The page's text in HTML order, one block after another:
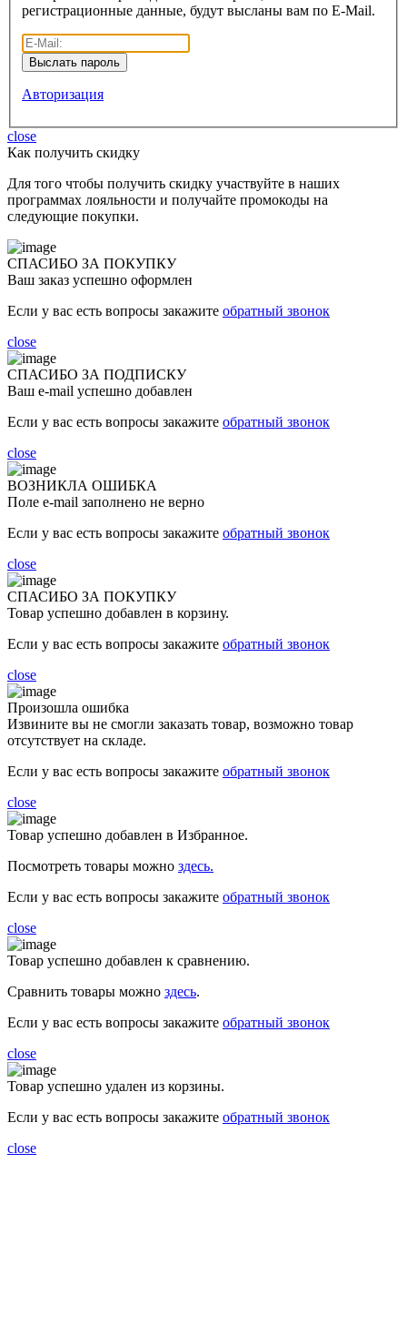
регистрационные данные, будут высланы вам по E-Mail.
Авторизация
close
Как получить скидку
Для того чтобы получить скидку участвуйте в наших
программах лояльности и получайте промокоды на
следующие покупки.
СПАСИБО ЗА ПОКУПКУ
Ваш заказ успешно оформлен
Если у вас есть вопросы закажите обратный звонок
close
СПАСИБО ЗА ПОДПИСКУ
Ваш e-mail успешно добавлен
Если у вас есть вопросы закажите обратный звонок
close
ВОЗНИКЛА ОШИБКА
Поле e-mail заполнено не верно
Если у вас есть вопросы закажите обратный звонок
close
СПАСИБО ЗА ПОКУПКУ
Товар успешно добавлен в корзину.
Если у вас есть вопросы закажите обратный звонок
close
Произошла ошибка
Извините вы не смогли заказать товар, возможно товар
отсутствует на складе.
Если у вас есть вопросы закажите обратный звонок
close
Товар успешно добавлен в Избранное.
Посмотреть товары можно здесь.
Если у вас есть вопросы закажите обратный звонок
close
Товар успешно добавлен к сравнению.
Сравнить товары можно здесь.
Если у вас есть вопросы закажите обратный звонок
close
Товар успешно удален из корзины.
Если у вас есть вопросы закажите обратный звонок
close